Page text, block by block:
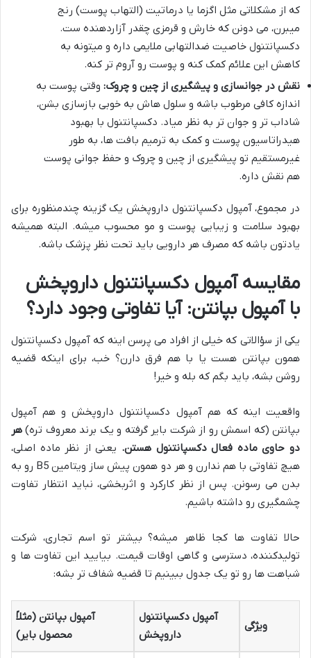
که از مشکلاتی مثل اگزما یا درماتیت (التهاب پوست) رنج
میبرن، می دونن که خارش و قرمزی چقدر آزاردهنده ست.
دکسپانتنول خاصیت ضدالتهابی ملایمی داره و میتونه به
کاهش این علائم کمک کنه و پوست رو آروم تر کنه.
نقش در جوانسازی و پیشگیری از چین و چروک: وقتی پوست به
اندازه کافی مرطوب باشه و سلول هاش به خوبی بازسازی بشن،
شاداب تر و جوان تر به نظر میاد. دکسپانتنول با بهبود
هیدراتاسیون پوست و کمک به ترمیم بافت ها، به طور
غیرمستقیم تو پیشگیری از چین و چروک و حفظ جوانی پوست
هم نقش داره.
در مجموع، آمپول دکسپانتنول داروپخش یک گزینه چندمنظوره برای
بهبود سلامت و زیبایی پوست و مو محسوب میشه. البته همیشه
یادتون باشه که مصرف هر دارویی باید تحت نظر پزشک باشه.
مقایسه آمپول دکسپانتنول داروپخش
با آمپول بپانتن: آیا تفاوتی وجود دارد؟
یکی از سؤالاتی که خیلی از افراد می پرسن اینه که آمپول دکسپانتنول
همون بپانتن هست یا با هم فرق دارن؟ خب، برای اینکه قضیه
روشن بشه، باید بگم که بله و خیر!
واقعیت اینه که هم آمپول دکسپانتنول داروپخش و هم آمپول
بپانتن (که اسمش رو از شرکت بایر گرفته و یک برند معروف تره) هر
دو حاوی ماده فعال دکسپانتنول هستن. یعنی از نظر ماده اصلی،
هیچ تفاوتی با هم ندارن و هر دو همون پیش ساز ویتامین B5 رو به
بدن می رسونن. پس از نظر کارکرد و اثربخشی، نباید انتظار تفاوت
چشمگیری رو داشته باشیم.
حالا تفاوت ها کجا ظاهر میشه؟ بیشتر تو اسم تجاری، شرکت
تولیدکننده، دسترسی و گاهی اوقات قیمت. بیایید این تفاوت ها و
شباهت ها رو تو یک جدول ببینیم تا قضیه شفاف تر بشه:
ویژگی
آمپول دکسپانتنول
داروپخش
آمپول بپانتن (مثلاً
محصول بایر)